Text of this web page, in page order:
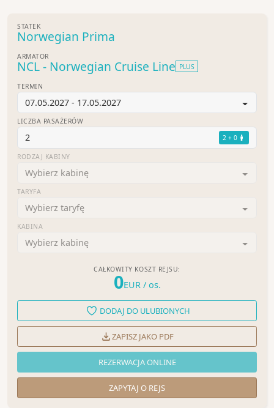
STATEK
Norwegian Prima
ARMATOR
NCL - Norwegian Cruise Line PLUS
TERMIN
07.05.2027 - 17.05.2027
LICZBA PASAŻERÓW
2 2 + 0
RODZAJ KABINY
Wybierz kabinę
TARYFA
Wybierz taryfę
KABINA
Wybierz kabinę
CAŁKOWITY KOSZT REJSU:
0EUR / os.
DODAJ DO ULUBIONYCH
ZAPISZ JAKO PDF
REZERWACJA ONLINE
ZAPYTAJ O REJS